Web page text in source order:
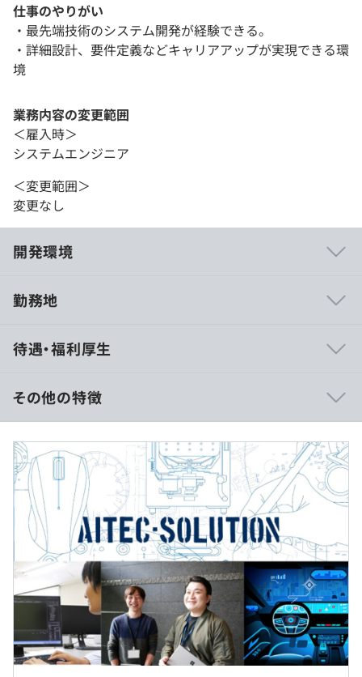
仕事のやりがい
・最先端技術のシステム開発が経験できる。
・詳細設計、要件定義などキャリアアップが実現できる環
境
業務内容の変更範囲
＜雇入時＞
システムエンジニア
＜変更範囲＞
変更なし
開発環境
は抜群です。
すので、腰を据えてスキルアップに取り組める環境です。
＜システム開発＞
・鉄道運行管理システム
・車両情報システム
・旅客案内システム
＜組み込み開発＞
・車載インフォティメントシステム
・スマート家電（ロボット掃除機、電子レンジ、洗濯機な
勤務地
待遇・福利厚生
■想定年収
360万円～650万円
■月給制
月給 220,000円～
基本給 185,000～
諸手当 35,000～
■賞与実績:3.3ヶ月（2024年実績）
※残業手当：100％支給
(給与例)
その他の特徴